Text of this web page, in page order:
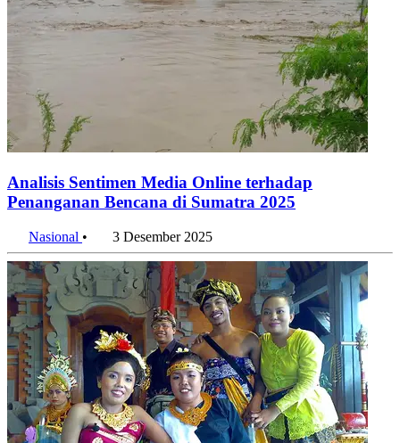
Analisis Sentimen Media Online terhadap
Penanganan Bencana di Sumatra 2025
Nasional • 3 Desember 2025